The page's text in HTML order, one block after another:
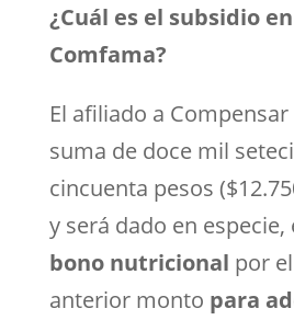
¿Cuál es el subsidio
Comfama?
El afiliado a
suma de doce mil
cincuenta pesos
y será dado en especie,
bono nutricional por
anterior monto para